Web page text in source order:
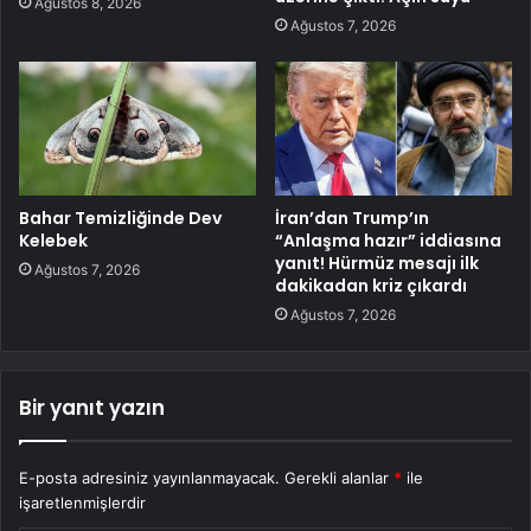
Ağustos 7, 2026
Bahar Temizliğinde Dev
Kelebek
Ağustos 7, 2026
İran’dan Trump’ın
“Anlaşma hazır” iddiasına
yanıt! Hürmüz mesajı ilk
dakikadan kriz çıkardı
Ağustos 7, 2026
Bir yanıt yazın
E-posta adresiniz yayınlanmayacak. Gerekli alanlar * ile
işaretlenmişlerdir